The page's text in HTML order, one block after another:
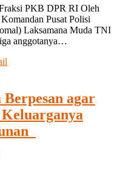
PKB DPR RI Oleh
Pusat Polisi
Laksamana Muda TNI
anggotanya…
agar